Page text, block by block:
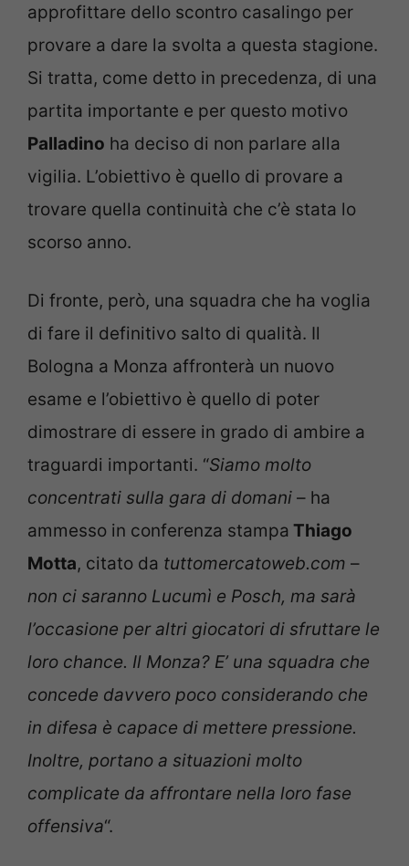
approfittare dello scontro casalingo per
provare a dare la svolta a questa stagione.
Si tratta, come detto in precedenza, di una
partita importante e per questo motivo
Palladino ha deciso di non parlare alla
vigilia. L’obiettivo è quello di provare a
trovare quella continuità che c’è stata lo
scorso anno.
Di fronte, però, una squadra che ha voglia
di fare il definitivo salto di qualità. Il
Bologna a Monza affronterà un nuovo
esame e l’obiettivo è quello di poter
dimostrare di essere in grado di ambire a
traguardi importanti. “Siamo molto
concentrati sulla gara di domani – ha
ammesso in conferenza stampa Thiago
Motta, citato da tuttomercatoweb.com –
non ci saranno Lucumì e Posch, ma sarà
l’occasione per altri giocatori di sfruttare le
loro chance. Il Monza? E’ una squadra che
concede davvero poco considerando che
in difesa è capace di mettere pressione.
Inoltre, portano a situazioni molto
complicate da affrontare nella loro fase
offensiva“.